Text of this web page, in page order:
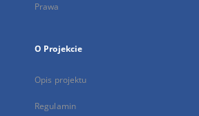
Prawa
O Projekcie
Opis projektu
Regulamin